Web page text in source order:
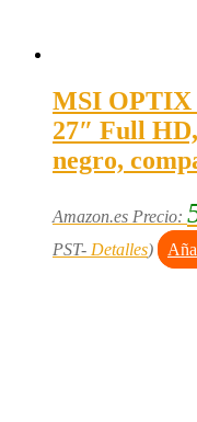
MSI OPTIX
27″ Full
negro,
Amazon.es Precio:
PST- Detalles)